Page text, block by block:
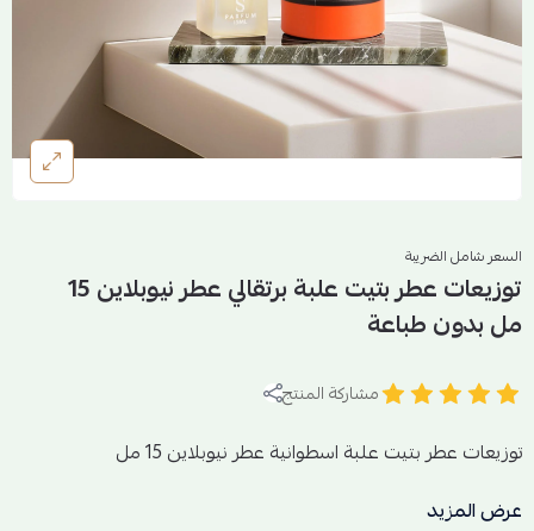
السعر شامل الضريبة
توزيعات عطر بتيت علبة برتقالي عطر نيوبلاين 15
مل بدون طباعة
مشاركة المنتج
توزيعات عطر بتيت علبة اسطوانية عطر نيوبلاين 15 مل
عرض المزيد